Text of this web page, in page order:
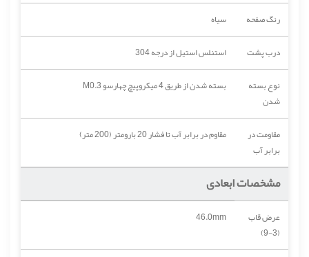
رنگ صفحه
سیاه
درب پشت
استنلس استیل از درجه 304
نوع بسته
شدن
بسته شدن از طریق 4 میکروپیچ چهارسو M0.3
مقاومت در
برابر آب
مقاوم در برابر آب تا فشار 20 بارومتر (200 متر)
مشخصات ابعادی
عرض قاب
(3-9)
46.0mm